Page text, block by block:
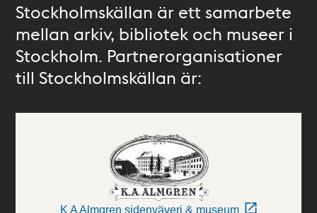
Stockholmskällan är ett samarbete
mellan arkiv, bibliotek och museer i
Stockholm. Partnerorganisationer
till Stockholmskällan är:
K A Almgren sidenväveri & museum